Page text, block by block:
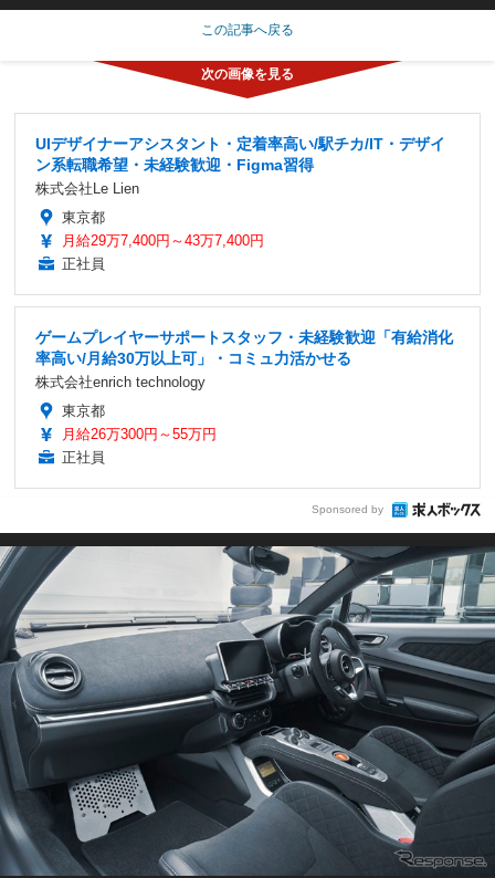
この記事へ戻る
UIデザイナーアシスタント・定着率高い/駅チカ/IT・デザイ
ン系転職希望・未経験歓迎・Figma習得
株式会社Le Lien
東京都
月給29万7,400円～43万7,400円
正社員
ゲームプレイヤーサポートスタッフ・未経験歓迎「有給消化
率高い/月給30万以上可」・コミュ力活かせる
株式会社enrich technology
東京都
月給26万300円～55万円
正社員
Sponsored by